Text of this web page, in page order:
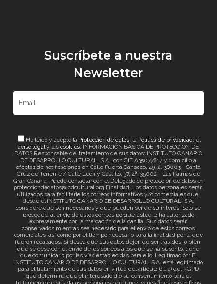
Suscríbete a nuestra
Newsletter
He leído y acepto la Protección de datos, la Política de privacidad, el
aviso legaly lascookies. INFORMACIÓN BÁSICA DE PROTECCIÓN DE
DATOS Responsable del tratamiento de sus datos: INSTITUTO CANARIO
DE DESARROLLO CULTURAL, S.A., con CIF A35077817 y domicilio a
efectos de notificaciones en Calle Puerta Canseco, 49, 2, 38003 - Santa
Cruz de Tenerife / Calle León y Castillo, 57, 4ª. 35002 - Las Palmas de
Gran Canaria. Puede contactar con el Delegado de protección de datos en
protecciondedatos@icdcultural.org Finalidad: Los datos personales serán
utilizados para facilitarle los correos informativos y/o comerciales que,
desde el INSTITUTO CANARIO DE DESARROLLO CULTURAL, S.A.
considere que son necesarios y que pueden ser de su interés. Solo se
procederá al envío de estos correos porque usted lo ha autorizado
expresamente con la marcación de la casilla. Sus datos serán
conservados mientras sea necesario para el envío de estos correos
comerciales, así como por el tiempo necesario para la finalidad por la que
fueron recabados. Si desea que sus datos dejen de ser tratados, o bien,
que se cese con el envío de los correos a los que se ha suscrito, tiene
que comunicarlo por las vías establecidas para ello. Legitimación: El
INSTITUTO CANARIO DE DESARROLLO CULTURAL, S.A. está legitimado
para el tratamiento de sus datos en virtud del artículo 6.1.a) del RGPD
que determina que el interesado dio su consentimiento para el
tratamiento de sus datos personales para uno o varios fines específicos